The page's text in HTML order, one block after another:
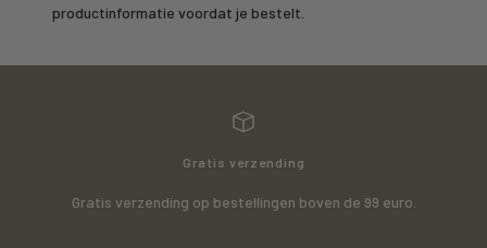
productinformatie voordat je bestelt.
Gratis verzending
Gratis verzending op bestellingen boven de 99 euro.